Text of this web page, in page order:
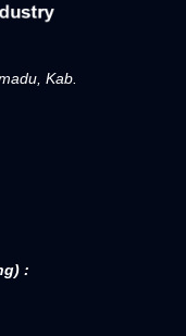
Kab.
: